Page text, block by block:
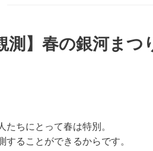
測】春の銀河ま
たちにとって春は特別。
することができるからです。